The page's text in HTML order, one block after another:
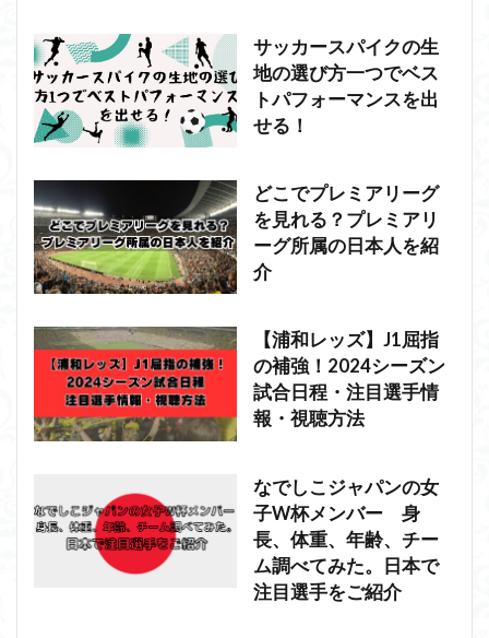
サッカースパイクの生
地の選び方一つでベス
トパフォーマンスを出
せる！
どこでプレミアリーグ
を見れる？プレミアリ
ーグ所属の日本人を紹
介
【浦和レッズ】J1屈指
の補強！2024シーズン
試合日程・注目選手情
報・視聴方法
なでしこジャパンの女
子W杯メンバー 身
長、体重、年齢、チー
ム調べてみた。日本で
注目選手をご紹介